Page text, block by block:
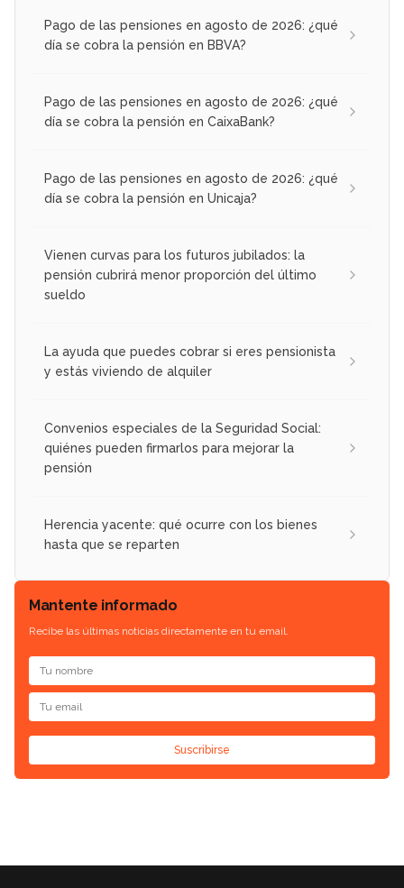
Pago de las pensiones en agosto de 2026: ¿qué
día se cobra la pensión en BBVA?
Pago de las pensiones en agosto de 2026: ¿qué
día se cobra la pensión en CaixaBank?
Pago de las pensiones en agosto de 2026: ¿qué
día se cobra la pensión en Unicaja?
Vienen curvas para los futuros jubilados: la
pensión cubrirá menor proporción del último
sueldo
La ayuda que puedes cobrar si eres pensionista
y estás viviendo de alquiler
Convenios especiales de la Seguridad Social:
quiénes pueden firmarlos para mejorar la
pensión
Herencia yacente: qué ocurre con los bienes
hasta que se reparten
Mantente informado
Recibe las últimas noticias directamente en tu email.
Suscribirse